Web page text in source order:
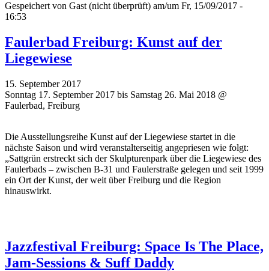
Gespeichert von Gast (nicht überprüft) am/um Fr, 15/09/2017 -
16:53
Faulerbad Freiburg: Kunst auf der
Liegewiese
15. September 2017
Sonntag 17. September 2017 bis Samstag 26. Mai 2018 @
Faulerbad, Freiburg
Die Ausstellungsreihe Kunst auf der Liegewiese startet in die
nächste Saison und wird veranstalterseitig angepriesen wie folgt:
„Sattgrün erstreckt sich der Skulpturenpark über die Liegewiese des
Faulerbads – zwischen B-31 und Faulerstraße gelegen und seit 1999
ein Ort der Kunst, der weit über Freiburg und die Region
hinauswirkt.
Jazzfestival Freiburg: Space Is The Place,
Jam-Sessions & Suff Daddy